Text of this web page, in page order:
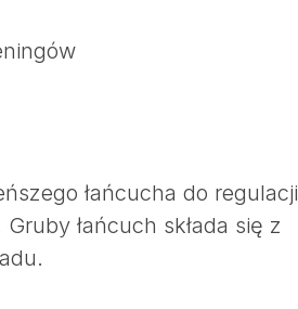
łańcucha do regulacji
łańcuch składa się z